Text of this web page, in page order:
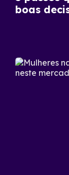
boas